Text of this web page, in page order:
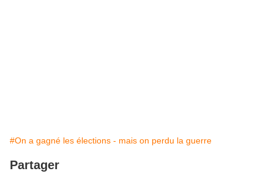
#On a gagné les élections - mais on perdu la guerre
Partager